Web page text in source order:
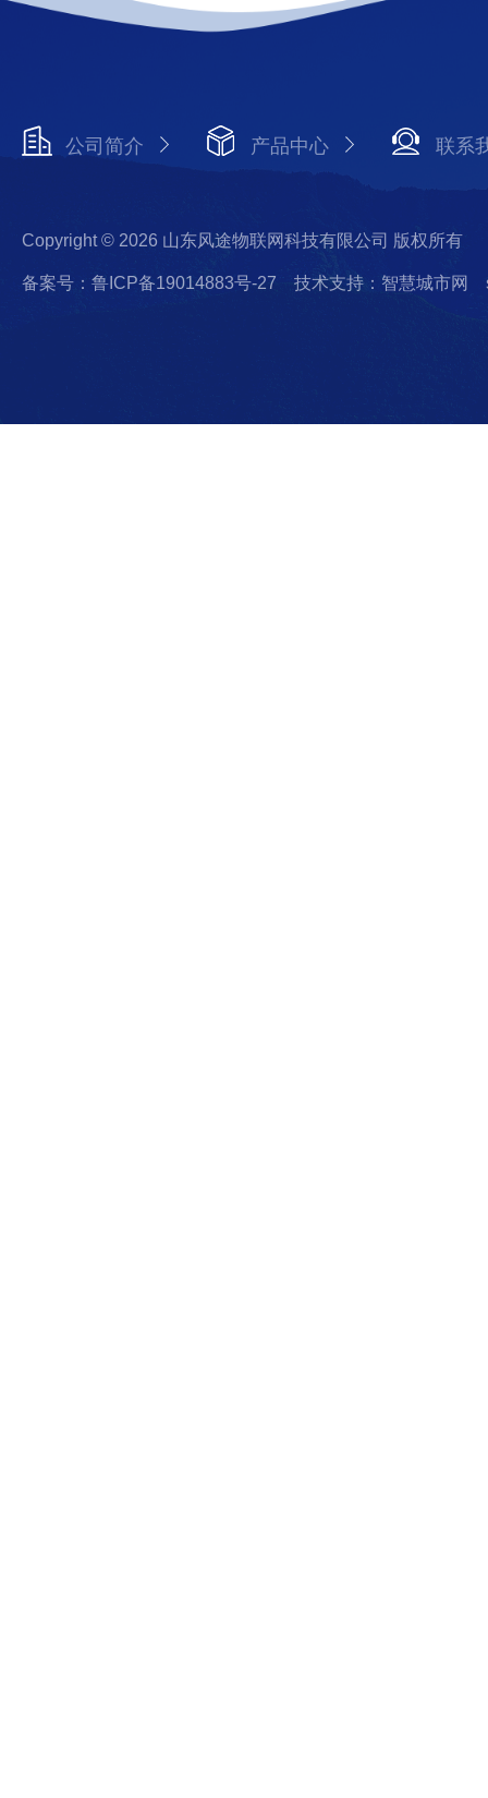
公司简介 产品中心 联系
Copyright © 2026 山东风途物联网科技有限公司 版权所有
备案号：鲁ICP备19014883号-27 技术支持：智慧城市网